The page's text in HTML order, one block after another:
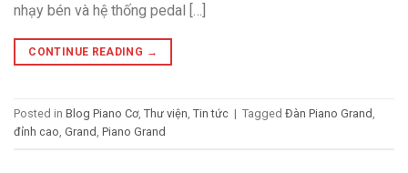
nhạy bén và hệ thống pedal […]
CONTINUE READING →
Posted in Blog Piano Cơ, Thư viện, Tin tức | Tagged Đàn Piano Grand,
đỉnh cao, Grand, Piano Grand